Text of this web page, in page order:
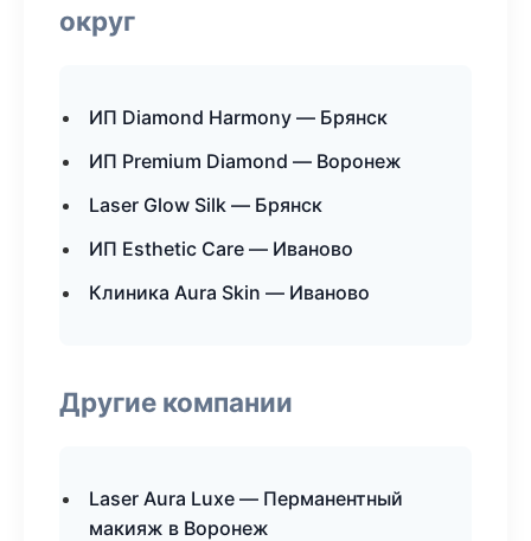
округ
ИП Diamond Harmony — Брянск
ИП Premium Diamond — Воронеж
Laser Glow Silk — Брянск
ИП Esthetic Care — Иваново
Клиника Aura Skin — Иваново
Другие компании
Laser Aura Luxe — Перманентный
макияж в Воронеж